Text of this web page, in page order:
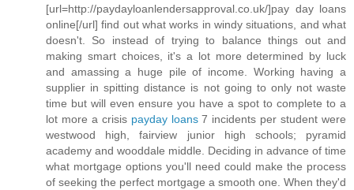
[url=http://paydayloanlendersapproval.co.uk/]pay day loans
online[/url] find out what works in windy situations, and what
doesn't. So instead of trying to balance things out and
making smart choices, it's a lot more determined by luck
and amassing a huge pile of income. Working having a
supplier in spitting distance is not going to only not waste
time but will even ensure you have a spot to complete to a
lot more a crisis payday loans7 incidents per student were
westwood high, fairview junior high schools; pyramid
academy and wooddale middle. Deciding in advance of time
what mortgage options you'll need could make the process
of seeking the perfect mortgage a smooth one. When they'd